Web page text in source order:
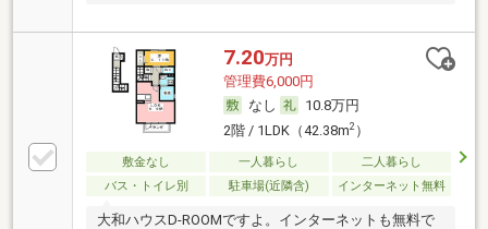
7.20万円
管理費6,000円
なし
10.8万円
2階 / 1LDK（42.38m2）
敷金なし 一人暮らし
二人暮らし
バス・トイレ別
駐車場(近隣含) インターネット無料
大和ハウスD-ROOMですよ。インターネットも無料で